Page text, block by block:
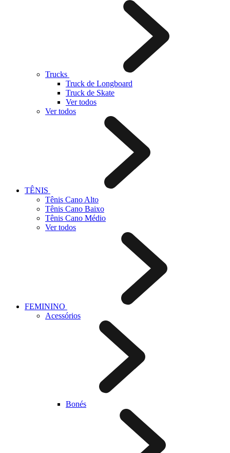
Trucks
Truck de Longboard
Truck de Skate
Ver todos
Ver todos
TÊNIS
Tênis Cano Alto
Tênis Cano Baixo
Tênis Cano Médio
Ver todos
FEMININO
Acessórios
Bonés